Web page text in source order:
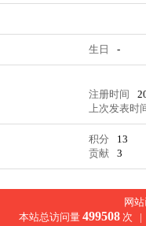
生日 -
注册时间
上次发表时
积分 13
贡献 3
网
本站总访问量 499508次 |